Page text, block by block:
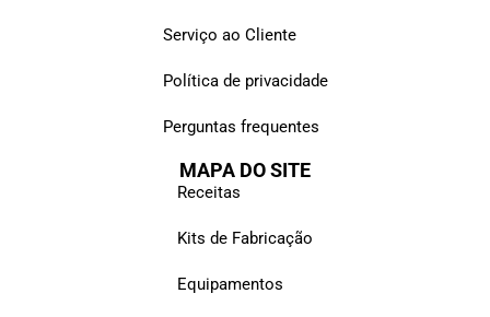
Serviço ao Cliente
Política de privacidade
Perguntas frequentes
MAPA DO SITE
Receitas
Kits de Fabricação
Equipamentos